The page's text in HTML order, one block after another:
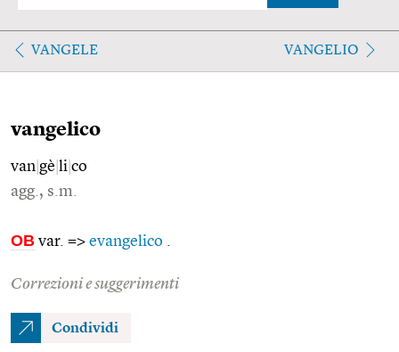
VANGELE VANGELIO
vangelico
van gè li co
agg., s.m.
OB var. => evangelico
Correzioni e suggerimenti
Condividi